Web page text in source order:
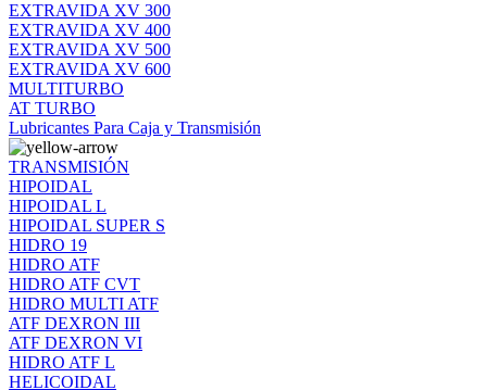
EXTRAVIDA XV 300
EXTRAVIDA XV 400
EXTRAVIDA XV 500
EXTRAVIDA XV 600
MULTITURBO
AT TURBO
Lubricantes Para Caja y Transmisión
TRANSMISIÓN
HIPOIDAL
HIPOIDAL L
HIPOIDAL SUPER S
HIDRO 19
HIDRO ATF
HIDRO ATF CVT
HIDRO MULTI ATF
ATF DEXRON III
ATF DEXRON VI
HIDRO ATF L
HELICOIDAL